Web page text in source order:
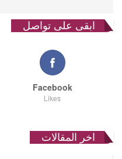
ابقى على تواصل
Facebook
Likes
اخر المقالات